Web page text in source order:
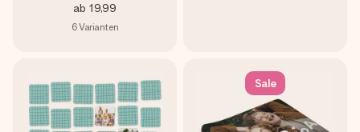
ab 19,99
6Varianten
Sale